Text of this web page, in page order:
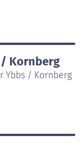
Kornberg
Ybbs / Kornberg